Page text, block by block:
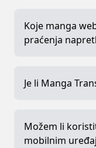
Koje manga
praćenja
Je li Manga
Možem li
mobilnim